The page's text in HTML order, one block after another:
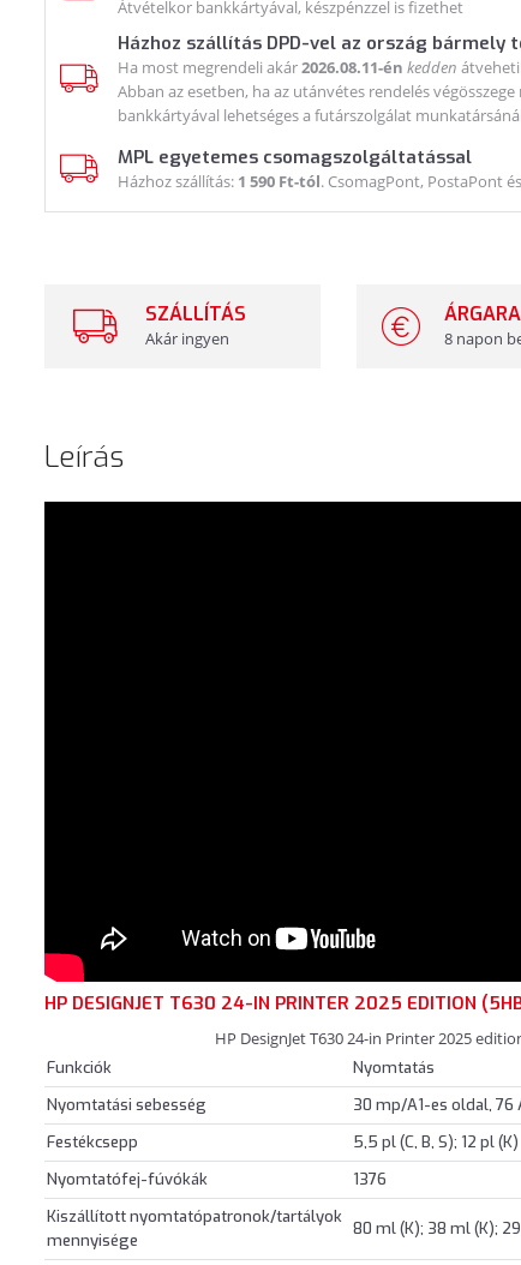
Átvételkor bankkártyával, készpénzzel is fizethet
Házhoz szállítás DPD-vel az ország bármely
Ha most megrendeli akár2026.08.11-én kedden
Abban az esetben, ha az utánvétes rendelés
bankkártyával lehetséges a futárszolgálat
MPL egyetemes csomagszolgáltatással
Házhoz szállítás: 1 590 Ft-tól. CsomagPont, PostaPont
SZÁLLÍTÁS
Akár ingyen 8 napon
Leírás
HP DESIGNJET T630 24-IN PRINTER 2025 EDITION
HP DesignJet T630 24-in Printer 2025
Funkciók
Nyomtatás
Nyomtatási sebesség
30 mp/A1-es oldal, 76
Festékcsepp
5,5 pl (C, B, S); 12 pl (K)
Nyomtatófej-fúvókák
1376
Kiszállított nyomtatópatronok/tartályok
mennyisége
80 ml (K); 38 ml (K);